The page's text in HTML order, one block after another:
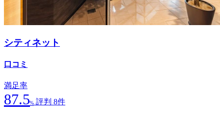
シティネット
口コミ
満足率
87.5% 評判 8件